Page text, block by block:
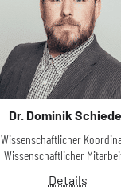
Dr. Dominik
Wissenschaftlicher
Wissenschaftlicher
Details